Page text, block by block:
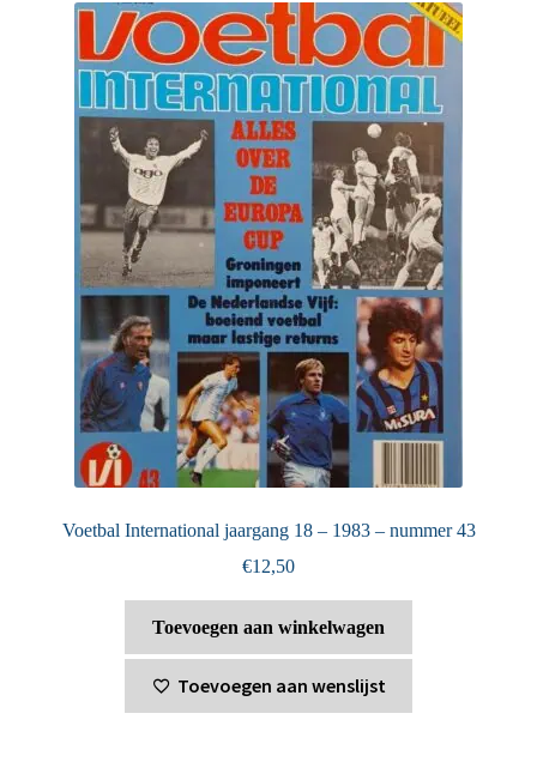
Voetbal International jaargang 18 – 1983 – nummer 43
€12,50
Toevoegen aan winkelwagen
Toevoegen aan wenslijst